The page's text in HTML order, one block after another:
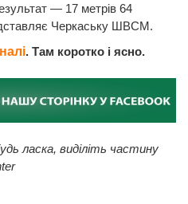
— 17 метрів 64
Черкаську ШВСМ.
. Там коротко і ясно.
ласка, виділіть частину